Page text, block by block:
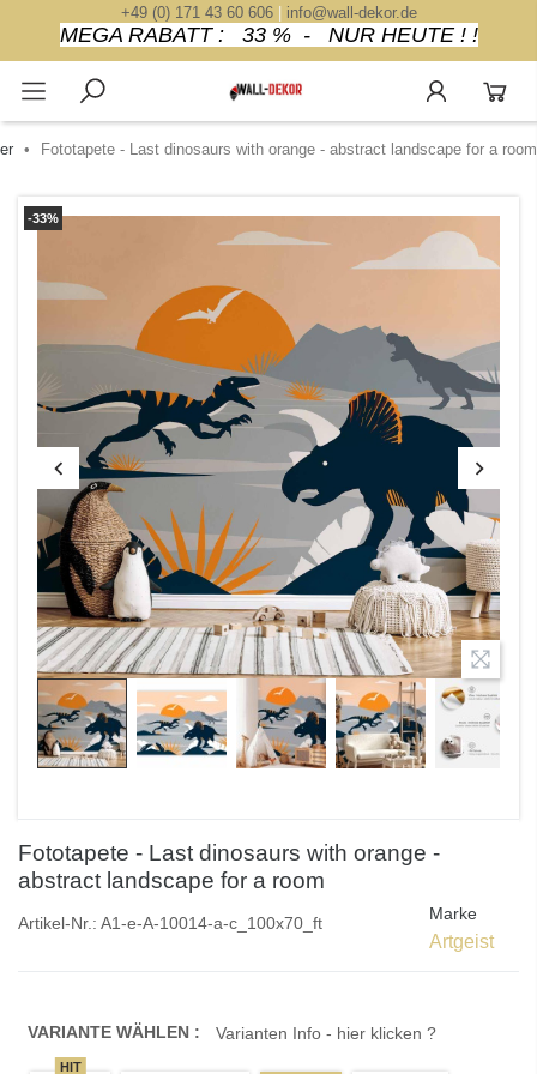
+49 (0) 171 43 60 606| info@wall-dekor.de
MEGA RABATT : 33 % - NUR HEUTE ! !
Fototapete - Last dinosaurs with orange - abstract landscape for a room
-33%
Fototapete - Last dinosaurs with orange -
abstract landscape for a room
Artikel-Nr.: A1-e-A-10014-a-c_100x70_ft Marke
Artgeist
VARIANTE WÄHLEN : Varianten Info - hier klicken ?
HIT